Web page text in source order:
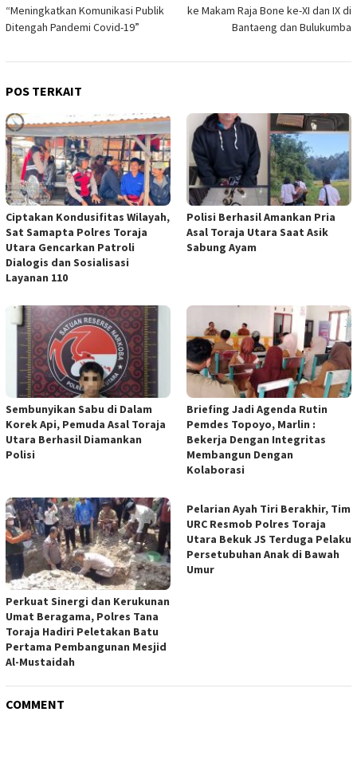
“Meningkatkan Komunikasi Publik
Ditengah Pandemi Covid-19”
ke Makam Raja Bone ke-XI dan IX di
Bantaeng dan Bulukumba
POS TERKAIT
Ciptakan Kondusifitas Wilayah,
Sat Samapta Polres Toraja
Utara Gencarkan Patroli
Dialogis dan Sosialisasi
Layanan 110
Polisi Berhasil Amankan Pria
Asal Toraja Utara Saat Asik
Sabung Ayam
Sembunyikan Sabu di Dalam
Korek Api, Pemuda Asal Toraja
Utara Berhasil Diamankan
Polisi
Briefing Jadi Agenda Rutin
Pemdes Topoyo, Marlin :
Bekerja Dengan Integritas
Membangun Dengan
Kolaborasi
Perkuat Sinergi dan Kerukunan
Umat Beragama, Polres Tana
Toraja Hadiri Peletakan Batu
Pertama Pembangunan Mesjid
Al-Mustaidah
Pelarian Ayah Tiri Berakhir, Tim
URC Resmob Polres Toraja
Utara Bekuk JS Terduga Pelaku
Persetubuhan Anak di Bawah
Umur
COMMENT